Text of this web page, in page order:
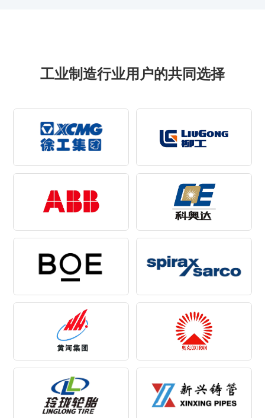
工业制造行业用户的共同选择